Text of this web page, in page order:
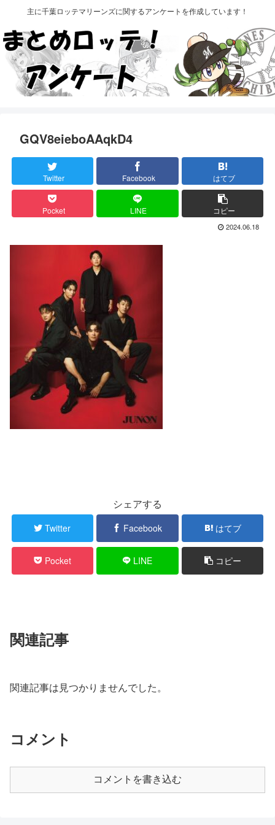
主に千葉ロッテマリーンズに関するアンケートを作成しています！
GQV8eieboAAqkD4
Twitter Facebook はてブ
Pocket LINE コピー
2024.06.18
シェアする
Twitter Facebook はてブ
Pocket LINE コピー
関連記事
関連記事は見つかりませんでした。
コメント
コメントを書き込む